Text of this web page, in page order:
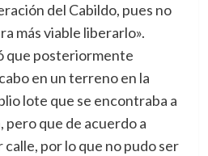
del Cabildo, pues no
más viable liberarlo».
que posteriormente
en un terreno en la
lote que se encontraba a
pero que de acuerdo a
por lo que no pudo ser